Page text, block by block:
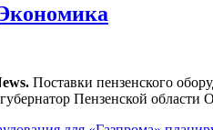
Поставки пензенского
Пензенской области